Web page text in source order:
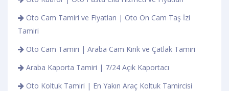
Oto Cam Tamiri ve Fiyatları | Oto Ön Cam Taş İzi
Tamiri
Oto Cam Tamiri | Araba Cam Kırık ve Çatlak Tamiri
Araba Kaporta Tamiri | 7/24 Açık Kaportacı
Oto Koltuk Tamiri | En Yakın Araç Koltuk Tamircisi